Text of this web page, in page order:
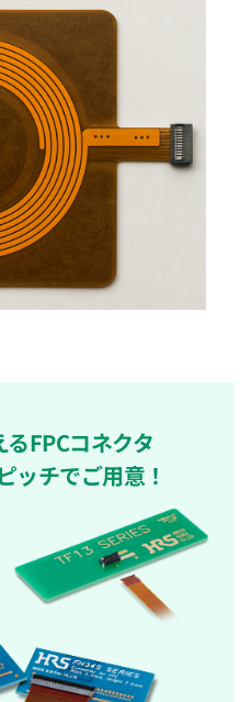
FPCコネクタ
ッチでご用意！